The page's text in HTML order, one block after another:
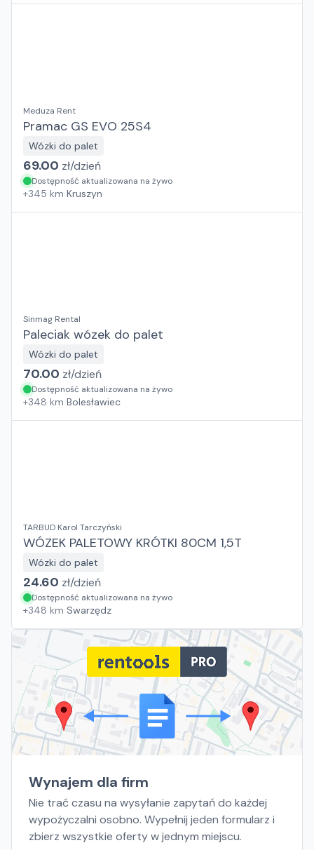
Meduza Rent
Pramac GS EVO 25S4
Wózki do palet
69.00 zł/dzień
Dostępność aktualizowana na żywo
+345 km Kruszyn
Sinmag Rental
Paleciak wózek do palet
Wózki do palet
70.00 zł/dzień
Dostępność aktualizowana na żywo
+348 km Bolesławiec
TARBUD Karol Tarczyński
WÓZEK PALETOWY KRÓTKI 80CM 1,5T
Wózki do palet
24.60 zł/dzień
Dostępność aktualizowana na żywo
+348 km Swarzędz
Wynajem dla firm
Nie trać czasu na wysyłanie zapytań do każdej
wypożyczalni osobno. Wypełnij jeden formularz i
zbierz wszystkie oferty w jednym miejscu.